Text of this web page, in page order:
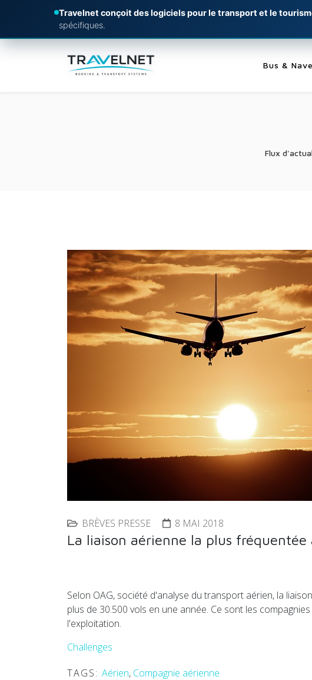
Travelnet conçoit des logiciels pour le transport et le
spécifiques.
Bus &
Flux
BRÈVES PRESSE 8 MAI 2018
La liaison aérienne la plus fréquentée
Selon OAG, société d'analyse du transport aérien, la
plus de 30.500 vols en une année. Ce sont les
l'exploitation.
Challenges
TAGS: Aérien, Compagnie aérienne